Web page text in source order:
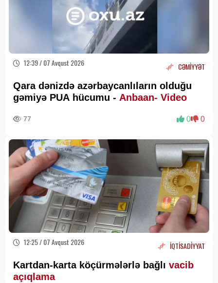
12:39 / 07 Avqust 2026 CƏMİYYƏT
Qara dənizdə azərbaycanlıların olduğu
gəmiyə PUA hücumu - Anbaan- Video
77 0 0
12:25 / 07 Avqust 2026 İQTİSADİYYAT
Kartdan-karta köçürmələrlə bağlı vacib
açıqlama